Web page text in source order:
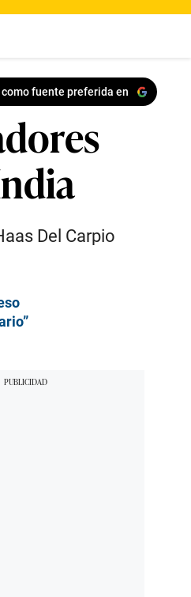
fuente preferida en
Del Carpio